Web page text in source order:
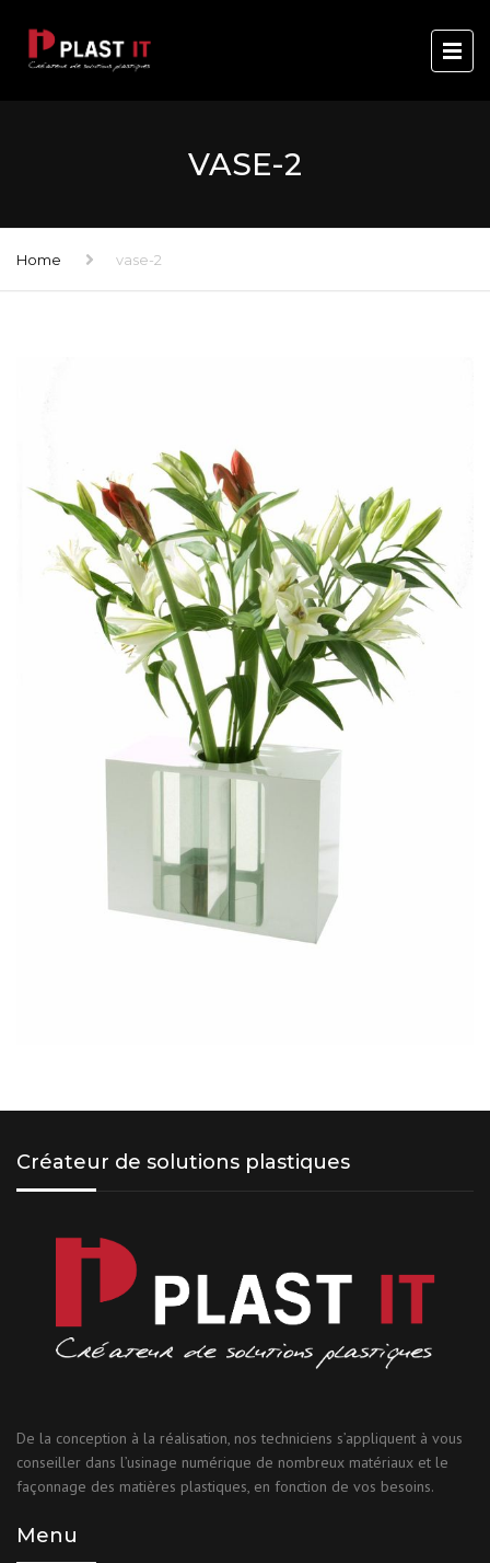
VASE-2
Home vase-2
Créateur de solutions plastiques
De la conception à la réalisation, nos techniciens s’appliquent à vous
conseiller dans l’usinage numérique de nombreux matériaux et le
façonnage des matières plastiques, en fonction de vos besoins.
Menu